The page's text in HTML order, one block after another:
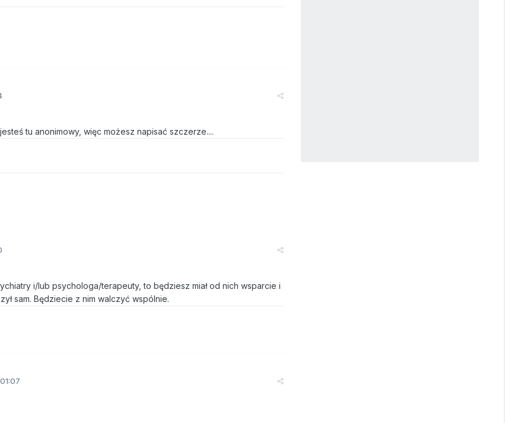
tu anonimowy, więc możesz napisać szczerze....
i/lub psychologa/terapeuty, to będziesz miał od nich wsparcie i
sam. Będziecie z nim walczyć wspólnie.